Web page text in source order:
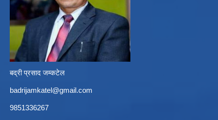
बद्री प्रसाद जम्कटेल
badrijamkatel@gmail.com
9851336267